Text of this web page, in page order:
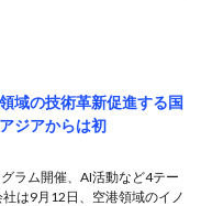
域の技術革新促進する国
ジアからは初
ラム開催、AI活動など4テー
は9月12日、空港領域のイノ